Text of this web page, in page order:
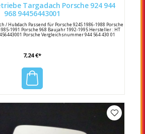
Targadach Porsche 924 944
968 94456443001
/ Hubdach Passend für Porsche 924S 1986-1988 Porsche
1991 Porsche 968 Baujahr 1992-1995 Hersteller : HT
Porsche Vergleichsnummer 944 564 430 01
7,24 €*